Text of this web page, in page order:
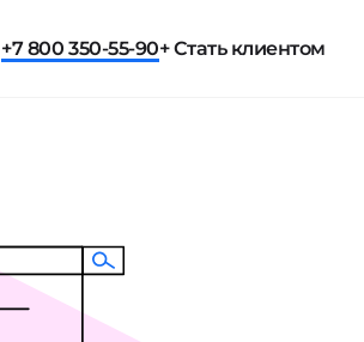
+7 800 350-55-90+ Стать клиентом